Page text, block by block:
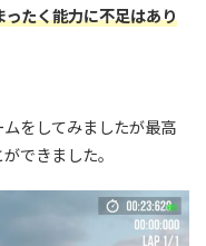
たく能力に不足はあり
をしてみましたが最高
できました。